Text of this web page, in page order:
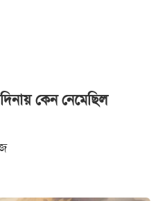
কেন নেমেছিল